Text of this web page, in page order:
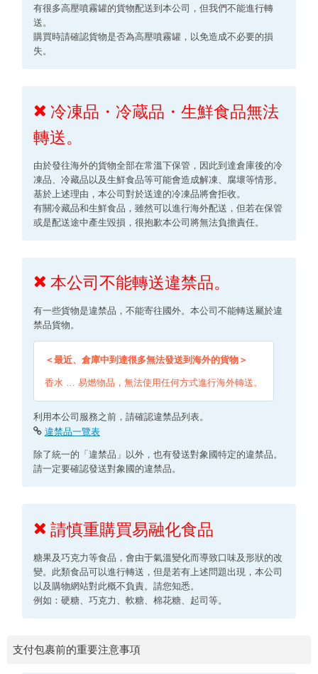
有很多高壓噴霧罐的貨物配送到本公司，但我們不能進行轉
送。
購買時請確認貨物是否為高壓噴霧罐，以免造成不必要的損
失。
冷凍品・冷蔵品・生鮮食品無法
轉送。
由於發往海外的貨物全部在常溫下保管，因此到達倉庫後的冷
凍品、冷藏品以及生鮮食品等可能會造成解凍、腐壞等情形。
基於上述理由，本公司對於送達的冷凍品將會拒收。
有關冷藏品和生鮮食品，雖然可以進行海外配送，但若在保管
或是配送途中產生毀損，很抱歉本公司將無法負擔責任。
本公司不能轉送違禁品。
有一些貨物是違禁品，不能寄往國外。本公司不能轉送屬於違
禁品貨物。
＜最近、倉庫中到達很多無法發送到海外的貨物＞
香水 … 易燃物品，無法使用任何方式進行海外轉送。
利用本公司服務之前，請確認違禁品列表。
違禁品一覽表
除了統一的「違禁品」以外，也有發送對象國特定的違禁品。
請一定要確認發送對象國的違禁品。
請慎重購買易融化食品
糖果及巧克力等食品，會由于氣溫變化而導致口味及形狀的改
變。此類食品可以進行轉送，但是若有上述問題出現，本公司
以及購物網站對此概不負責。請您知悉。
例如：硬糖、巧克力、軟糖、棉花糖、起司等。
支付包裹前的重要注意事項